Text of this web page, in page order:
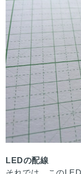
LEDの配線